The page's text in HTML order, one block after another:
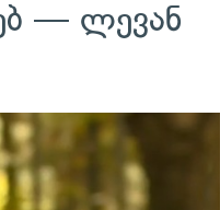
— ლევან